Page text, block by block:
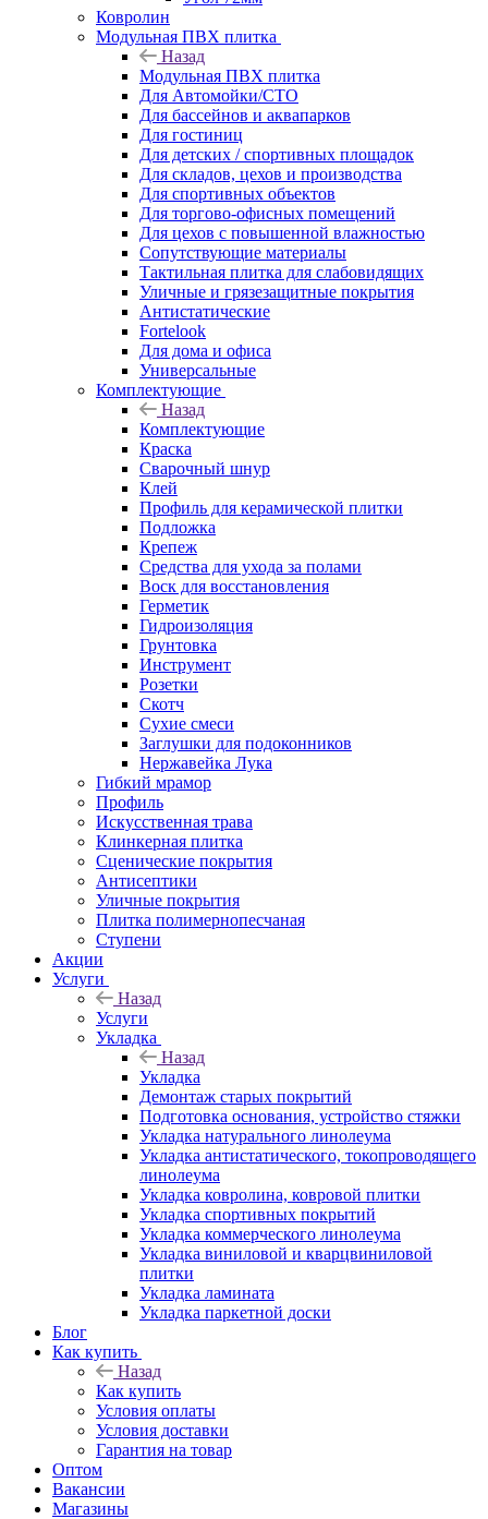
Ковролин
Модульная ПВХ плитка
Назад
Модульная ПВХ плитка
Для Автомойки/СТО
Для бассейнов и аквапарков
Для гостиниц
Для детских / спортивных площадок
Для складов, цехов и производства
Для спортивных объектов
Для торгово-офисных помещений
Для цехов с повышенной влажностью
Сопутствующие материалы
Тактильная плитка для слабовидящих
Уличные и грязезащитные покрытия
Антистатические
Fortelook
Для дома и офиса
Универсальные
Комплектующие
Назад
Комплектующие
Краска
Сварочный шнур
Клей
Профиль для керамической плитки
Подложка
Крепеж
Средства для ухода за полами
Воск для восстановления
Герметик
Гидроизоляция
Грунтовка
Инструмент
Розетки
Скотч
Сухие смеси
Заглушки для подоконников
Нержавейка Лука
Гибкий мрамор
Профиль
Искусственная трава
Клинкерная плитка
Сценические покрытия
Антисептики
Уличные покрытия
Плитка полимернопесчаная
Ступени
Акции
Услуги
Назад
Услуги
Укладка
Назад
Укладка
Демонтаж старых покрытий
Подготовка основания, устройство стяжки
Укладка натурального линолеума
Укладка антистатического, токопроводящего
линолеума
Укладка ковролина, ковровой плитки
Укладка спортивных покрытий
Укладка коммерческого линолеума
Укладка виниловой и кварцвиниловой
плитки
Укладка ламината
Укладка паркетной доски
Блог
Как купить
Назад
Как купить
Условия оплаты
Условия доставки
Гарантия на товар
Оптом
Вакансии
Магазины